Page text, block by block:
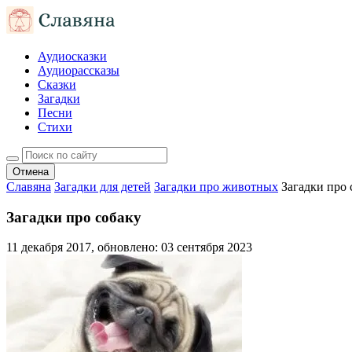
Аудиосказки
Аудиорассказы
Сказки
Загадки
Песни
Стихи
Отмена
Славяна Загадки для детей Загадки про животных Загадки про
Загадки про собаку
11 декабря 2017, обновлено: 03 сентября 2023